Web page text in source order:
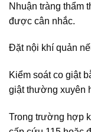
Nhuận tràng thẩm
được cân nhắc.
Đặt nội khí quản
Kiểm soát co giật
giật thường xuyên
Trong trường hợp